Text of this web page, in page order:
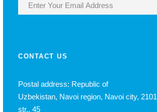
CONTACT US
Postal address: Republic of
Uzbekistan, Navoi region, Navoi city,
str., 45